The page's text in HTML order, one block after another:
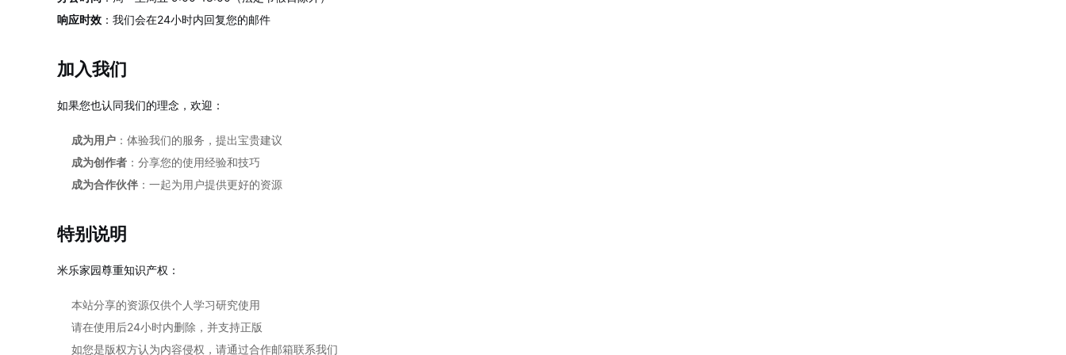
响应时效 ：我们会在24小时内回复您的邮件
加入我们
如果您也认同我们的理念，欢迎：
成为用户 ：体验我们的服务，提出宝贵建议
成为创作者 ：分享您的使用经验和技巧
成为合作伙伴 ：一起为用户提供更好的资源
特别说明
米乐家园尊重知识产权：
本站分享的资源仅供个人学习研究使用
请在使用后24小时内删除，并支持正版
如您是版权方认为内容侵权，请通过合作邮箱联系我们